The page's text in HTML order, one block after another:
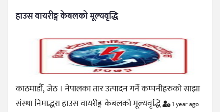
हाउस वायरीङ्ग केबलको मूल्यवृद्धि
काठमाडौँ, जेठ । नेपालका तार उत्पादन गर्ने कम्पनीहरुको साझा
संस्था निमाद्धरा हाउस वायरीङ्ग केबलको मूल्यवृद्धि
1 year ago